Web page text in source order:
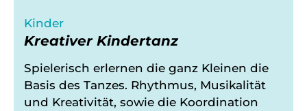
Kinder
Kreativer Kindertanz
Spielerisch erlernen die ganz Kleinen die
Basis des Tanzes. Rhythmus, Musikalität
und Kreativität, sowie die Koordination